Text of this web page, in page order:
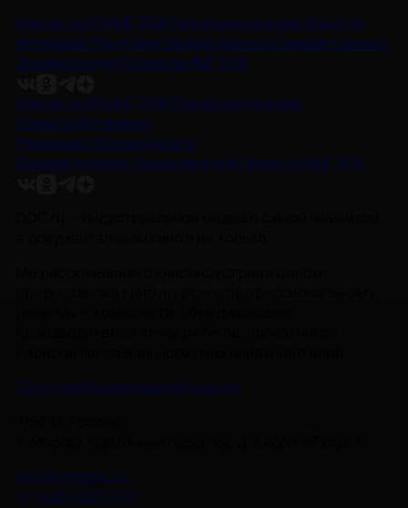
Контакты Об НМГ ДОКПредложите идею Новости
Интервью Рецензии ОбзорыАнонсы Снимается кино
Энциклопедия Проекты НМГ ДОК
Контакты Об НМГ ДОКПредложите идею
Новости Интервью
Рецензии ОбзорыАнонсы
Снимается кино Энциклопедия Проекты НМГ ДОК
Политика Конфиденциальности
info@nmgdoc.ru
+7 (495) 937-6170